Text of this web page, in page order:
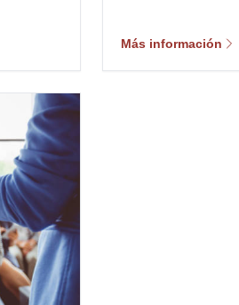
Más información